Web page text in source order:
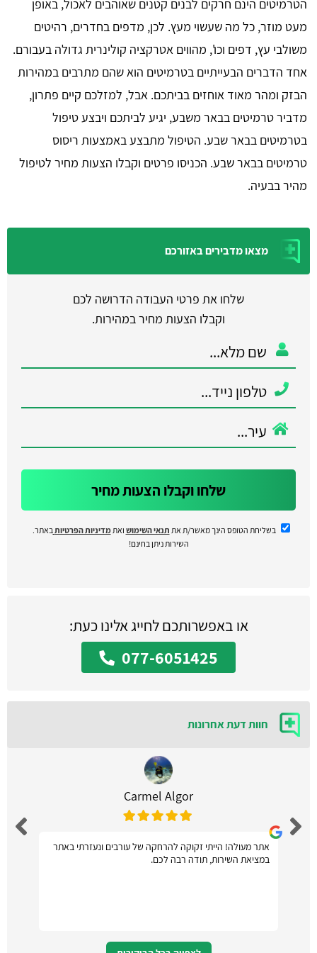
הטרמיטים הינם חרקים לבנים קטנים שאוהבים לאכול, באופן
מעט מוזר, כל מה שעשוי מעץ. לכן, מדפים בחדרים, רהיטים
משולבי עץ, דפים וכו', מהווים אטרקציה קולינרית גדולה בעבורם.
אחד הדברים הבעייתיים בטרמיטים הוא שהם מתרבים במהירות
הבזק ומהר מאוד אוחזים בביתכם. אבל, למזלכם קיים פתרון,
מדביר טרמיטים בבאר משבע, יגיע לביתכם ויבצע טיפול
בטרמיטים בבאר שבע. הטיפול מתבצע באמצעות ריסוס
טרמיטים בבאר שבע. הכניסו פרטים וקבלו הצעות מחיר לטיפול
מהיר בבעיה.
מצאו מדבירים באזורכם
שלחו את פרטי העבודה הדרושה לכם
וקבלו הצעות מחיר במהירות.
שלחו וקבלו הצעות מחיר
בשליחת הטופס הינך מאשר/ת את תנאי השימוש ואתמדיניות הפרטיותבאתר.
השירות ניתן בחינם!
או באפשרותכם לחייג אלינו כעת:
077-6051425
חוות דעת אחרונות
Carmel Algor
אתר מעולה! הייתי זקוקה להרחקה של עורבים ונעזרתי באתר
במציאת השירות, תודה רבה לכם.